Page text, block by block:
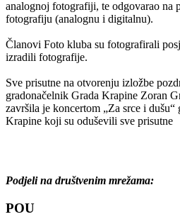
analognoj fotografiji, te odgovarao na
fotografiju (analognu i digitalnu).
Članovi Foto kluba su fotografirali
izradili fotografije.
Sve prisutne na otvorenju izložbe
gradonačelnik Grada Krapine Zoran
završila je koncertom „Za srce i dušu“
Krapine koji su oduševili sve prisutne
Podjeli na društvenim mrežama:
POU